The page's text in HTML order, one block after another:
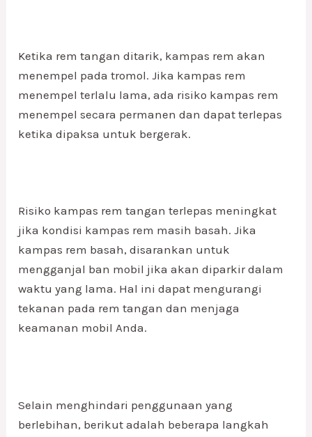
Ketika rem tangan ditarik, kampas rem akan
menempel pada tromol. Jika kampas rem
menempel terlalu lama, ada risiko kampas rem
menempel secara permanen dan dapat terlepas
ketika dipaksa untuk bergerak.
Risiko kampas rem tangan terlepas meningkat
jika kondisi kampas rem masih basah. Jika
kampas rem basah, disarankan untuk
mengganjal ban mobil jika akan diparkir dalam
waktu yang lama. Hal ini dapat mengurangi
tekanan pada rem tangan dan menjaga
keamanan mobil Anda.
Selain menghindari penggunaan yang
berlebihan, berikut adalah beberapa langkah